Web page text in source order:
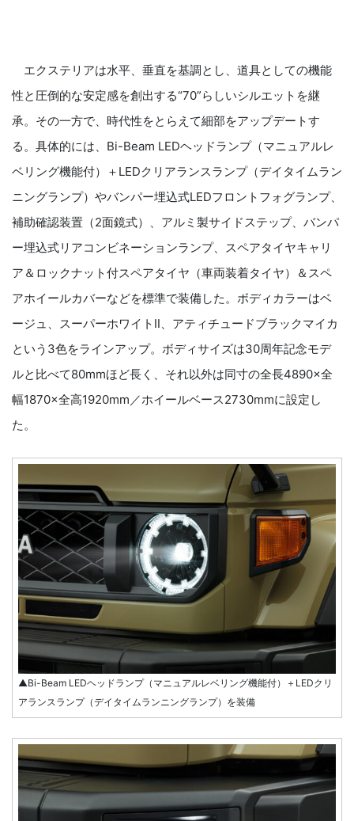
エクステリアは水平、垂直を基調とし、道具としての機能
性と圧倒的な安定感を創出する“70”らしいシルエットを継
承。その一方で、時代性をとらえて細部をアップデートす
る。具体的には、Bi-Beam LEDヘッドランプ（マニュアルレ
ベリング機能付）＋LEDクリアランスランプ（デイタイムラン
ニングランプ）やバンパー埋込式LEDフロントフォグランプ、
補助確認装置（2面鏡式）、アルミ製サイドステップ、バンパ
ー埋込式リアコンビネーションランプ、スペアタイヤキャリ
ア＆ロックナット付スペアタイヤ（車両装着タイヤ）＆スペ
アホイールカバーなどを標準で装備した。ボディカラーはベ
ージュ、スーパーホワイトⅡ、アティチュードブラックマイカ
という3色をラインアップ。ボディサイズは30周年記念モデ
ルと比べて80mmほど長く、それ以外は同寸の全長4890×全
幅1870×全高1920mm／ホイールベース2730mmに設定し
た。
▲Bi-Beam LEDヘッドランプ（マニュアルレベリング機能付）＋LEDクリ
アランスランプ（デイタイムランニングランプ）を装備